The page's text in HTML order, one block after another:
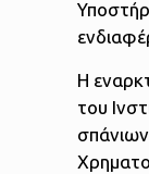
Η
του